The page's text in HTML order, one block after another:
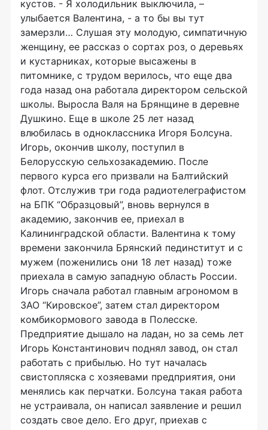
кустов. - Я холодильник выключила, –
улыбается Валентина, - а то бы вы тут
замерзли… Слушая эту молодую, симпатичную
женщину, ее рассказ о сортах роз, о деревьях
и кустарниках, которые высажены в
питомнике, с трудом верилось, что еще два
года назад она работала директором сельской
школы. Выросла Валя на Брянщине в деревне
Душкино. Еще в школе 25 лет назад
влюбилась в одноклассника Игоря Болсуна.
Игорь, окончив школу, поступил в
Белорусскую сельхозакадемию. После
первого курса его призвали на Балтийский
флот. Отслужив три года радиотелеграфистом
на БПК “Образцовый”, вновь вернулся в
академию, закончив ее, приехал в
Калининградской области. Валентина к тому
времени закончила Брянский пединститут и с
мужем (поженились они 18 лет назад) тоже
приехала в самую западную область России.
Игорь сначала работал главным агрономом в
ЗАО “Кировское”, затем стал директором
комбикормового завода в Полесске.
Предприятие дышало на ладан, но за семь лет
Игорь Константинович поднял завод, он стал
работать с прибылью. Но тут началась
свистопляска с хозяевами предприятия, они
менялись как перчатки. Болсуна такая работа
не устраивала, он написал заявление и решил
создать свое дело. Его друг, приехав с